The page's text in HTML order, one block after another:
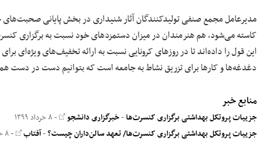
مدیرعامل مجمع صنفی تولیدکنندگان آثار شنیداری در بخش پایانی صحبت‌های
کاسته می‌شود، هم هنرمندان در میزان دستمزدهای خود نسبت به برگزاری
این قول را داده‌اند تا در روزهایکرونایینسبت به ارائه تخفیف‌های ویژه‌ای
دغدغه‌ها و کارها برای تزریق نشاط به جامعه است که بتوانیم دست در دست
منابع خبر
جزییات پروتکل بهداشتی برگزاری کنسرت‌ها-خبرگزاری دانشجو - ۸ خرداد ۱۳۹۹
جزییات پروتکل بهداشتی برگزاری کنسرت‌ها/ تعهد سالن‌داران چیست؟-آفتاب - ۸ خرداد ۱۳۹۹